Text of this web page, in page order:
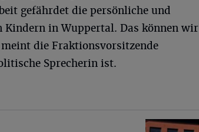
gefährdet die persönliche und
Kindern in Wuppertal. Das können wir
die Fraktionsvorsitzende
Sprecherin ist.